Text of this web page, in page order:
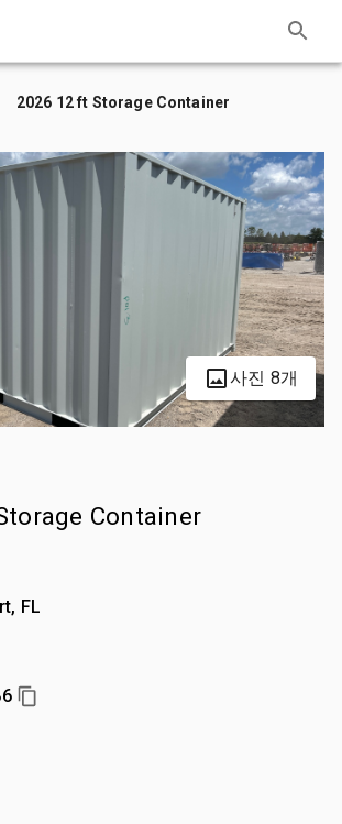
2026 12 ft Storage Container
사진 8개
Container
FL